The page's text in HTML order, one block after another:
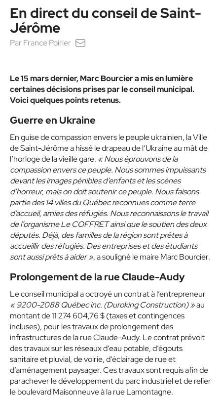
En direct du conseil de Saint-
Jérôme
Par France Poirier
Le 15 mars dernier, Marc Bourcier a mis en lumière
certaines décisions prises par le conseil municipal.
Voici quelques points retenus.
Guerre en Ukraine
En guise de compassion envers le peuple ukrainien, la Ville
de Saint-Jérôme a hissé le drapeau de l’Ukraine au mât de
l’horloge de la vieille gare. « Nous éprouvons de la
compassion envers ce peuple. Nous sommes impuissants
devant les images pénibles d’enfants et les scènes
d’horreur, mais on doit soutenir ce peuple. Nous faisons
partie des 14 villes du Québec reconnues comme terre
d’accueil, amies des réfugiés. Nous reconnaissons le travail
de l’organisme Le COFFRET ainsi que le soutien des deux
députés. Déjà, des familles de la région sont prêtes à
accueillir des réfugiés. Des entreprises et des étudiants
sont aussi prêts à aider », a souligné le maire Marc Bourcier.
Prolongement de la rue Claude-Audy
Le conseil municipal a octroyé un contrat à l’entrepreneur
« 9200-2088 Québec inc. (Duroking Construction) »au
montant de 11 274 604,76 $ (taxes et contingences
incluses), pour les travaux de prolongement des
infrastructures de la rue Claude-Audy. Le contrat prévoit
des travaux sur les réseaux d’eau potable, d’égouts
sanitaire et pluvial, de voirie, d’éclairage de rue et
d’aménagement paysager. Ces travaux sont requis afin de
parachever le développement du parc industriel et de relier
le boulevard Maisonneuve à la rue Lamontagne.